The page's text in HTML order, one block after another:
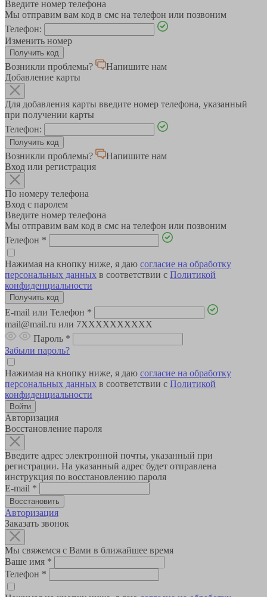
Введите номер телефона
Мы отправим вам код в смс на телефон или позвоним
Телефон:
Изменить номер
Возникли проблемы?
Напишите нам
Добавление карты
Для добавления карты введите номер телефона, указанный
при получении карты
Телефон:
Возникли проблемы?
Напишите нам
Вход или регистрация
По номеру телефона
Вход с паролем
Введите номер телефона
Мы отправим вам код в смс на телефон или позвоним
Телефон *
Нажимая на кнопку ниже, я даю согласие на обработку
персональных данных в соответствии с Политикой
конфиденциальности
E-mail или Телефон *
mail@mail.ru или 7XXXXXXXXXX
Пароль *
Забыли пароль?
Нажимая на кнопку ниже, я даю согласие на обработку
персональных данных в соответствии с Политикой
конфиденциальности
Авторизация
Восстановление пароля
Введите адрес электронной почты, указанный при
регистрации. На указанный адрес будет отправлена
инструкция по восстановлению пароля
E-mail *
Авторизация
Заказать звонок
Мы свяжемся с Вами в ближайшее время
Ваше имя *
Телефон *